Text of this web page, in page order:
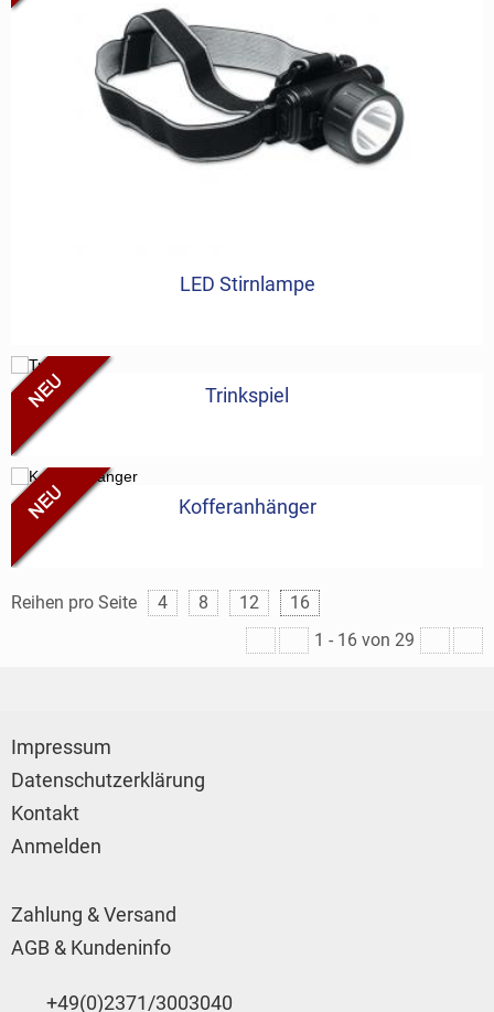
LED Stirnlampe
Trinkspiel
Kofferanhänger
Reihen pro Seite 4 8 12
16
1 - 16 von 29
Impressum
Datenschutzerklärung
Kontakt
Anmelden
Zahlung & Versand
AGB & Kundeninfo
+49(0)2371/3003040